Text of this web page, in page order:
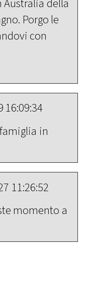
Australia della
Porgo le
con
16:09:34
in
11:26:52
momento a